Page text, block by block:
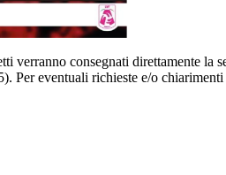
verranno consegnati direttamente la
Per eventuali richieste e/o